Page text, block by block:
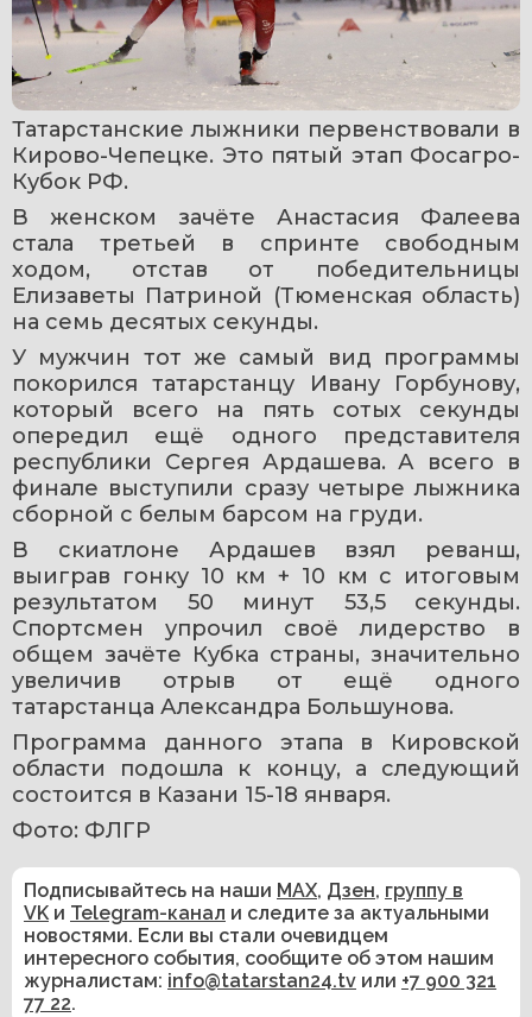
Татарстанские лыжники первенствовали в
Кирово-Чепецке. Это пятый этап Фосагро-
Кубок РФ.
В женском зачёте Анастасия Фалеева
стала третьей в спринте свободным
ходом, отстав от победительницы
Елизаветы Патриной (Тюменская область)
на семь десятых секунды.
У мужчин тот же самый вид программы
покорился татарстанцу Ивану Горбунову,
который всего на пять сотых секунды
опередил ещё одного представителя
республики Сергея Ардашева. А всего в
финале выступили сразу четыре лыжника
сборной с белым барсом на груди.
В скиатлоне Ардашев взял реванш,
выиграв гонку 10 км + 10 км с итоговым
результатом 50 минут 53,5 секунды.
Спортсмен упрочил своё лидерство в
общем зачёте Кубка страны, значительно
увеличив отрыв от ещё одного
татарстанца Александра Большунова.
Программа данного этапа в Кировской
области подошла к концу, а следующий
состоится в Казани 15-18 января.
Фото: ФЛГР
Подписывайтесь на наши MAX, Дзен, группу в
VK и Telegram-канал и следите за актуальными
новостями. Если вы стали очевидцем
интересного события, сообщите об этом нашим
журналистам: info@tatarstan24.tv или +7 900 321
77 22.